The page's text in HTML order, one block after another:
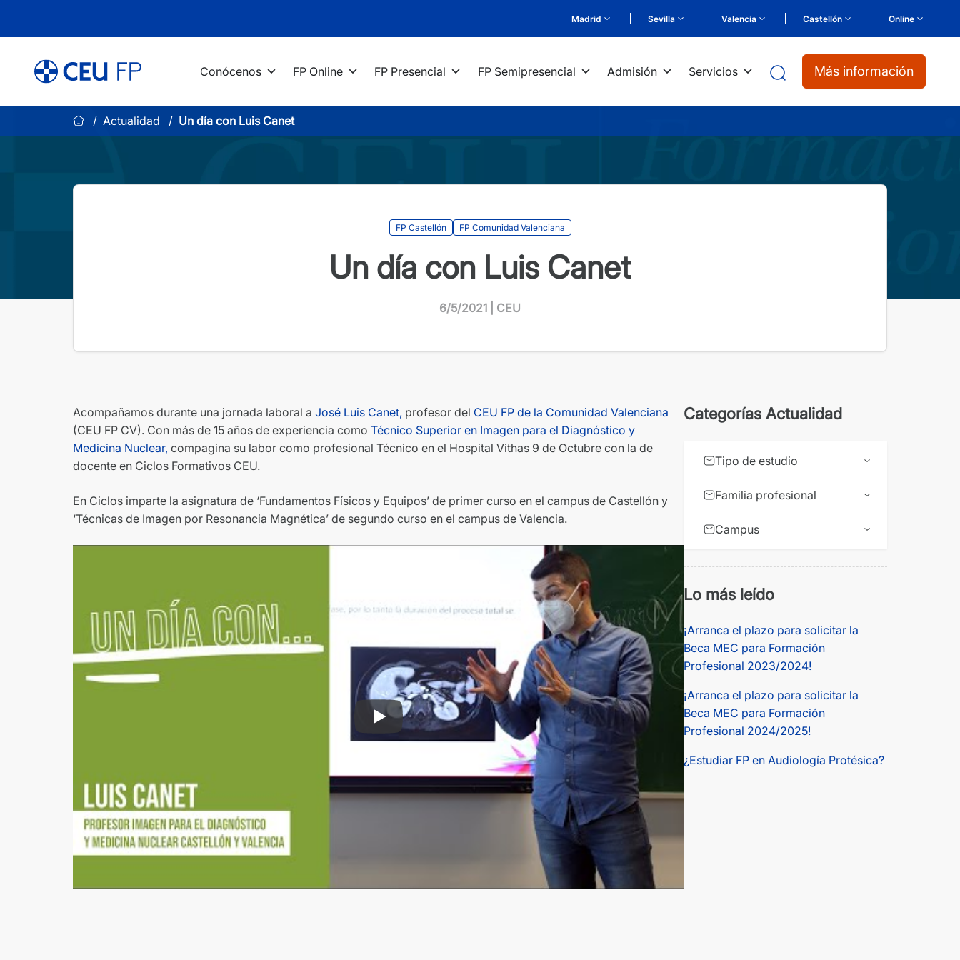
Madrid Sevilla Valencia Castellón Online
Conócenos FP Online FP Presencial FP Semipresencial Admisión Servicios Más información
Actualidad Un día con Luis Canet
FP Castellón FP Comunidad Valenciana
Un día con Luis Canet
6/5/2021 | CEU
Acompañamos durante una jornada laboral a José Luis Canet, profesor del CEU FP de la Comunidad Valenciana
(CEU FP CV). Con más de 15 años de experiencia como Técnico Superior en Imagen para el Diagnóstico y
Medicina Nuclear, compagina su labor como profesional Técnico en el Hospital Vithas 9 de Octubre con la de
docente en Ciclos Formativos CEU.
En Ciclos imparte la asignatura de ‘Fundamentos Físicos y Equipos’ de primer curso en el campus de Castellón y
‘Técnicas de Imagen por Resonancia Magnética’ de segundo curso en el campus de Valencia.
Categorías Actualidad
Tipo de estudio
Familia profesional
Campus
Lo más leído
¡Arranca el plazo para solicitar la
Beca MEC para Formación
Profesional 2023/2024!
¡Arranca el plazo para solicitar la
Beca MEC para Formación
Profesional 2024/2025!
¿Estudiar FP en Audiología Protésica?